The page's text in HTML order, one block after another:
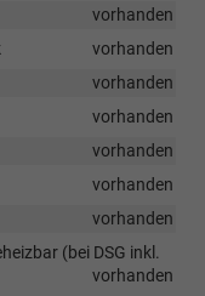
vorhanden
vorhanden
vorhanden
vorhanden
vorhanden
vorhanden
vorhanden
(bei DSG inkl.
vorhanden